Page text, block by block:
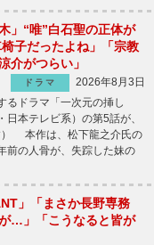
」“唯”白石聖の正体が
子だったよね」「宗教
介がつらい」
ドラマ
2026年8月3日
るドラマ「一次元の挿し
日本テレビ系）の第5話が、
） 本作は、松下龍之介氏の
前の人骨が、失踪した妹の
」「まさか長野専務
が…」「こうなると皆が